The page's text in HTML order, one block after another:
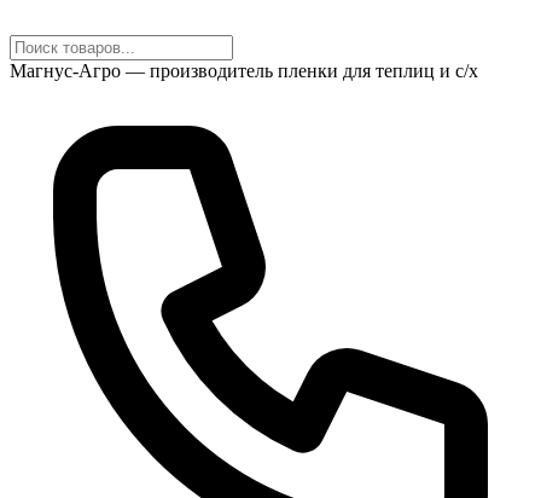
Магнус-Агро — производитель пленки для теплиц и с/х